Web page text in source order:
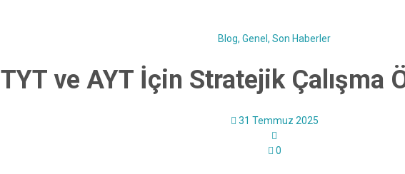
Blog, Genel , Son Haberler
TYT ve AYT İçin Stratejik Çalışma
31 Temmuz 2025
0